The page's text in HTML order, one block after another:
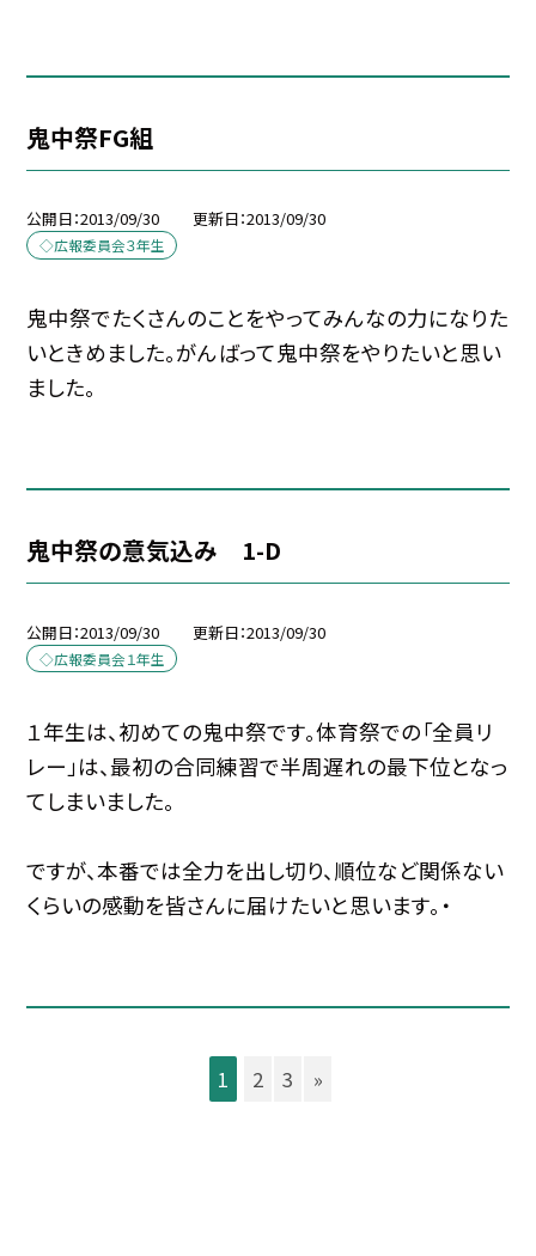
鬼中祭FG組
公開日 2013/09/30 更新日 2013/09/30
◇広報委員会３年生
鬼中祭でたくさんのことをやってみんなの力になりた
いときめました。がんばって鬼中祭をやりたいと思い
ました。
鬼中祭の意気込み 1-D
公開日 2013/09/30 更新日 2013/09/30
◇広報委員会１年生
１年生は、初めての鬼中祭です。体育祭での「全員リ
レー」は、最初の合同練習で半周遅れの最下位となっ
てしまいました。
ですが、本番では全力を出し切り、順位など関係ない
くらいの感動を皆さんに届けたいと思います。・
1 2 3 »